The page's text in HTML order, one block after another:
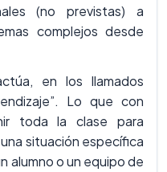
(no previstas) a
complejos desde
en los llamados
Lo que con
toda la clase para
situación específica
alumno o un equipo de